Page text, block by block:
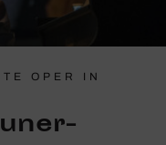
OPER IN
uner­